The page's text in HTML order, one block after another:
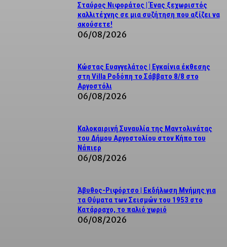
Σταύρος Νιφοράτος | Ένας ξεχωριστός
καλλιτέχνης σε μια συζήτηση που αξίζει να
ακούσετε!
06/08/2026
Κώστας Ευαγγελάτος | Εγκαίνια έκθεσης
στη Villa Ροδόπη το Σάββατο 8/8 στο
Αργοστόλι
06/08/2026
Καλοκαιρινή Συναυλία της Μαντολινάτας
του Δήμου Αργοστολίου στον Κήπο του
Νάπιερ
06/08/2026
Άβυθος-Ριφόρτσο | Εκδήλωση Μνήμης για
τα Θύματα των Σεισμών του 1953 στο
Κατάρραχο, το παλιό χωριό
06/08/2026